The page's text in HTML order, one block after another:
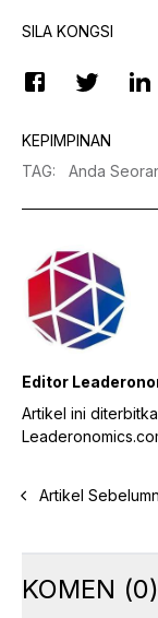
SILA KONGSI
KEPIMPINAN
TAG: Anda
Editor
Artikel ini
Artikel
KOMEN (0)